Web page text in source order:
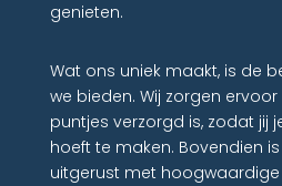
genieten.
Wat ons uniek maakt, is de
we bieden. Wij zorgen
puntjes verzorgd is, zodat jij
hoeft te maken. Bovendien
uitgerust met hoogwaardige